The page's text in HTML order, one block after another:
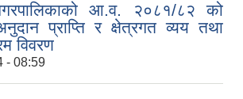
आ.व. २०८१/८२ को
प्राप्ति र क्षेत्रगत व्यय तथा
विवरण
- 08:59